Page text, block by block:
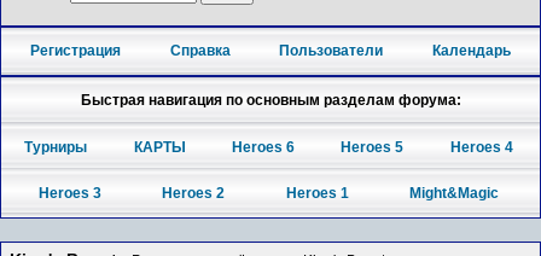
Регистрация Справка Пользователи Календарь
Быстрая навигация по основным разделам форума:
Турниры КАРТЫ Heroes 6 Heroes 5 Heroes 4
Heroes 3 Heroes 2 Heroes 1 Might&Magic